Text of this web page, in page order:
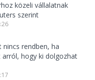
közeli vállalatnak
szerint
nincs rendben, ha
hogy ki dolgozhat